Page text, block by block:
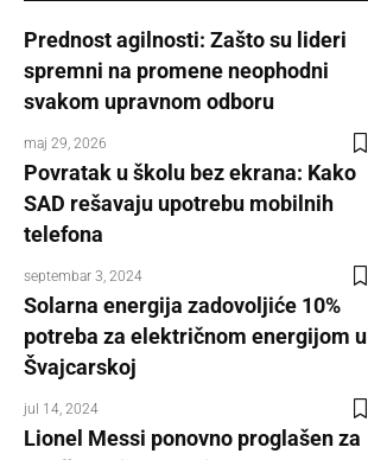
Prednost agilnosti: Zašto su lideri
spremni na promene neophodni
svakom upravnom odboru
maj 29, 2026
Povratak u školu bez ekrana: Kako
SAD rešavaju upotrebu mobilnih
telefona
septembar 3, 2024
Solarna energija zadovoljiće 10%
potreba za električnom energijom u
Švajcarskoj
jul 14, 2024
Lionel Messi ponovno proglašen za